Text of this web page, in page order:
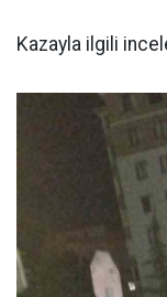
Kazayla ilgili